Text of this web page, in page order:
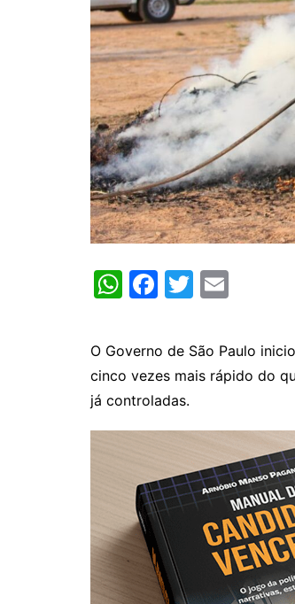
W
at
s
A
p
F
c
e
b
o
k
T
itt
er
ai
l
O Governo de São Paulo
cinco vezes mais rápido do
já controladas.